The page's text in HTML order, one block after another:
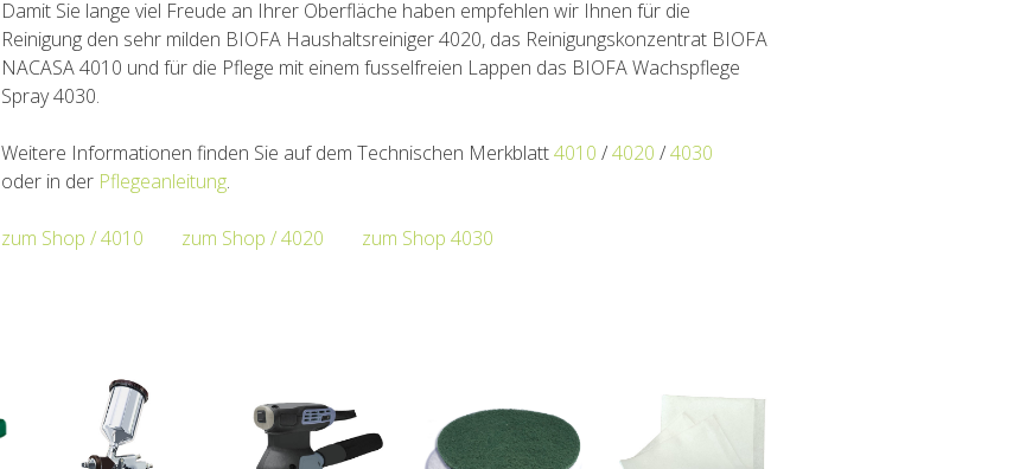
Damit Sie lange viel Freude an Ihrer Oberfläche haben empfehlen wir Ihnen für die
Reinigung den sehr milden BIOFA Haushaltsreiniger 4020, das Reinigungskonzentrat BIOFA
NACASA 4010 und für die Pflege mit einem fusselfreien Lappen das BIOFA Wachspflege
Spray 4030.
Weitere Informationen finden Sie auf dem Technischen Merkblatt4010 /4020 /4030
oder in der Pflegeanleitung.
zum Shop / 4010 zum Shop / 4020 zum Shop 4030